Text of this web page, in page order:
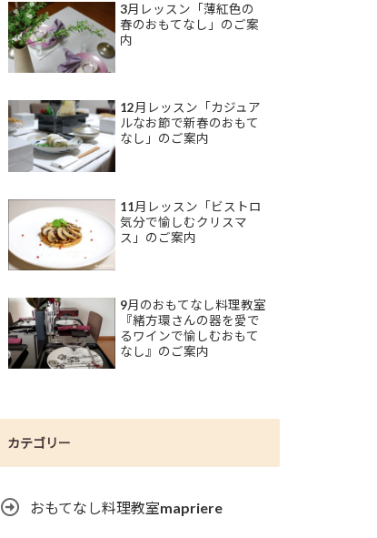
3月レッスン「薄紅色の
春のおもてなし」のご案
内
12月レッスン「カジュア
ルなお節で新春のおもて
なし」のご案内
11月レッスン「ビストロ
気分で愉しむクリスマ
ス」のご案内
9月のおもてなし料理教室
『緒方環さんの器を愛で
るワインで愉しむおもて
なし』のご案内
カテゴリー
おもてなし料理教室mapriere